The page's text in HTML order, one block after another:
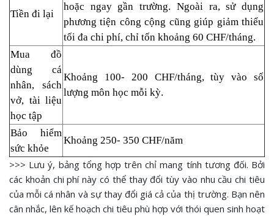
Tiền đi lại
hoặc ngay gần trường. Ngoài ra, sử dụng
phương tiện công cộng cũng giúp giảm thiểu
tối đa chi phí, chỉ tốn khoảng 60 CHF/tháng.
Mua đồ
dùng cá
nhân, sách
vở, tài liệu
học tập
Khoảng 100- 200 CHF/tháng, tùy vào số
lượng môn học mỗi kỳ.
Bảo hiểm
sức khỏe
Khoảng 250- 350 CHF/năm
>>> Lưu ý, bảng tổng hợp trên chỉ mang tính tương đối. Bởi
các khoản chi phí này có thể thay đổi tùy vào nhu cầu chi tiêu
của mỗi cá nhân và sự thay đổi giá cả của thị trường. Bạn nên
cân nhắc, lên kế hoạch chi tiêu phù hợp với thói quen sinh hoạt